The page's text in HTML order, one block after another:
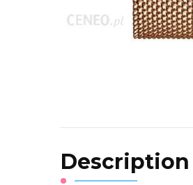
Description